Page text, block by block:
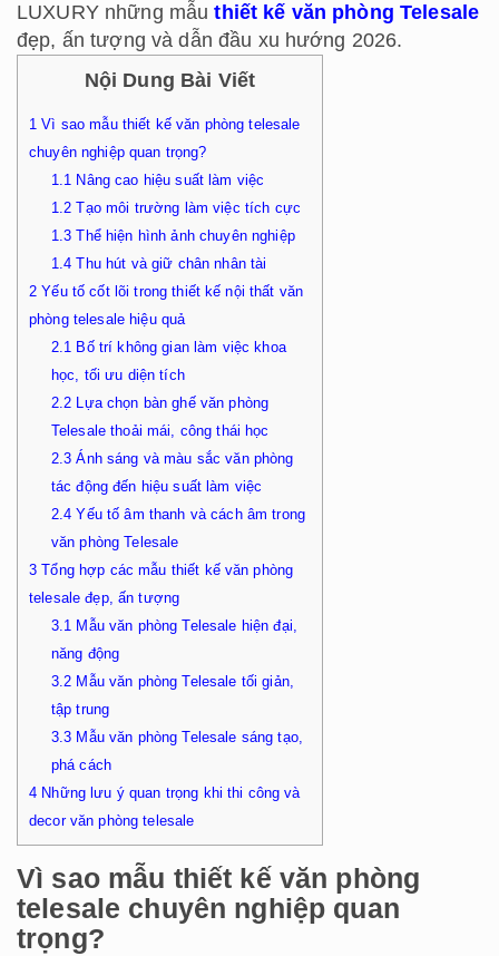
LUXURY những mẫuthiết kế văn phòng Telesale
đẹp, ấn tượng và dẫn đầu xu hướng 2026.
Nội Dung Bài Viết
1 Vì sao mẫu thiết kế văn phòng telesale
chuyên nghiệp quan trọng?
1.1 Nâng cao hiệu suất làm việc
1.2 Tạo môi trường làm việc tích cực
1.3 Thể hiện hình ảnh chuyên nghiệp
1.4 Thu hút và giữ chân nhân tài
2 Yếu tố cốt lõi trong thiết kế nội thất văn
phòng telesale hiệu quả
2.1 Bố trí không gian làm việc khoa
học, tối ưu diện tích
2.2 Lựa chọn bàn ghế văn phòng
Telesale thoải mái, công thái học
2.3 Ánh sáng và màu sắc văn phòng
tác động đến hiệu suất làm việc
2.4 Yếu tố âm thanh và cách âm trong
văn phòng Telesale
3 Tổng hợp các mẫu thiết kế văn phòng
telesale đẹp, ấn tượng
3.1 Mẫu văn phòng Telesale hiện đại,
năng động
3.2 Mẫu văn phòng Telesale tối giản,
tập trung
3.3 Mẫu văn phòng Telesale sáng tạo,
phá cách
4 Những lưu ý quan trọng khi thi công và
decor văn phòng telesale
Vì sao mẫu thiết kế văn phòng
telesale chuyên nghiệp quan
trọng?